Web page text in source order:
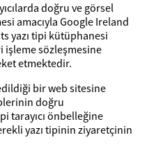
doğru ve görsel
amacıyla Google Ireland
yazı tipi kütüphanesi
işleme sözleşmesine
etmektedir.
bir web sitesine
doğru
tarayıcı önbelleğine
yazı tipinin ziyaretçinin